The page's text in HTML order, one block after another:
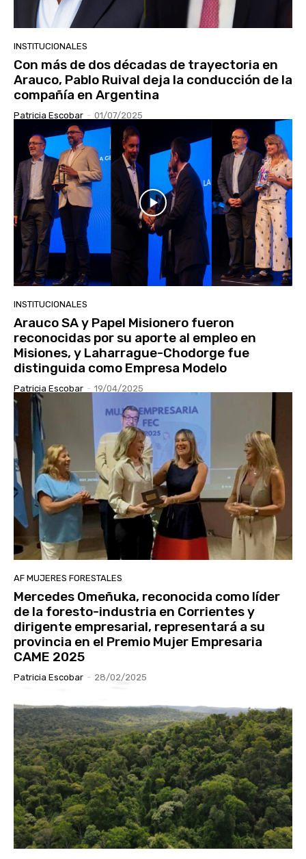
INSTITUCIONALES
Con más de dos décadas de trayectoria en
Arauco, Pablo Ruival deja la conducción de la
compañía en Argentina
Patricia Escobar - 01/07/2025
INSTITUCIONALES
Arauco SA y Papel Misionero fueron
reconocidas por su aporte al empleo en
Misiones, y Laharrague-Chodorge fue
distinguida como Empresa Modelo
Patricia Escobar - 19/04/2025
AF MUJERES FORESTALES
Mercedes Omeñuka, reconocida como líder
de la foresto-industria en Corrientes y
dirigente empresarial, representará a su
provincia en el Premio Mujer Empresaria
CAME 2025
Patricia Escobar - 28/02/2025